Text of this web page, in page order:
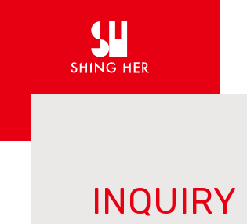
INQUIRY